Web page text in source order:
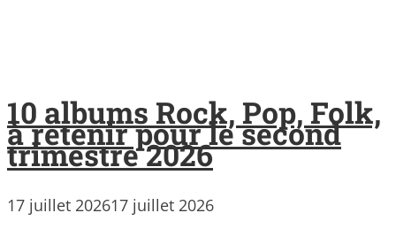
10 albums Rock, Pop, Folk,
à retenir pour le second
trimestre 2026
17 juillet 202617 juillet 2026